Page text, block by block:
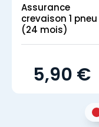
Assurance
crevaison 1 pneu
(24 mois)
5,90 €